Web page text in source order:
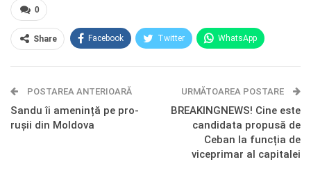
0
Share Facebook Twitter WhatsApp
Telegram OK.ru
POSTAREA ANTERIOARĂ
Sandu îi amenință pe pro-
rușii din Moldova
URMĂTOAREA POSTARE
BREAKINGNEWS! Cine este
candidata propusă de
Ceban la funcția de
viceprimar al capitalei